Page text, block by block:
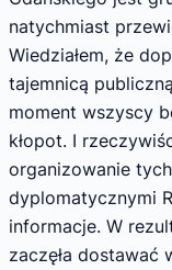
natychmiast
Wiedziałem, że
tajemnicą
moment wszyscy
kłopot. I
organizowanie
dyplomatycznymi
informacje. W
zaczęła